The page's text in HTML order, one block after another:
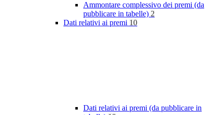
Ammontare complessivo dei premi (da
pubblicare in tabelle) 2
Dati relativi ai premi 10
Dati relativi ai premi (da pubblicare in